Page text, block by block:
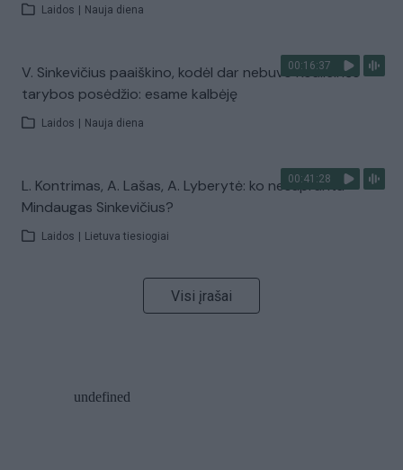
Laidos Nauja diena
00:16:37
V. Sinkevičius paaiškino, kodėl dar nebuvo Koalicinės
tarybos posėdžio: esame kalbėję
Laidos Nauja diena
00:41:28
L. Kontrimas, A. Lašas, A. Lyberytė: ko nesupranta
Mindaugas Sinkevičius?
Laidos Lietuva tiesiogiai
Visi įrašai